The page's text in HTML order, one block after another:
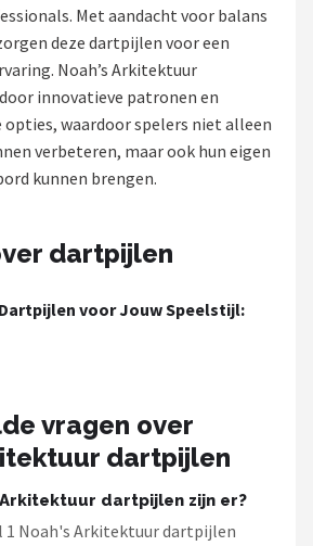
Met aandacht voor balans
deze dartpijlen voor een
Noah’s Arkitektuur
innovatieve patronen en
opties, waardoor spelers niet alleen
verbeteren, maar ook hun eigen
kunnen brengen.
dartpijlen
voor Jouw Speelstijl:
vragen over
dartpijlen
dartpijlen zijn er?
1 Noah's Arkitektuur dartpijlen